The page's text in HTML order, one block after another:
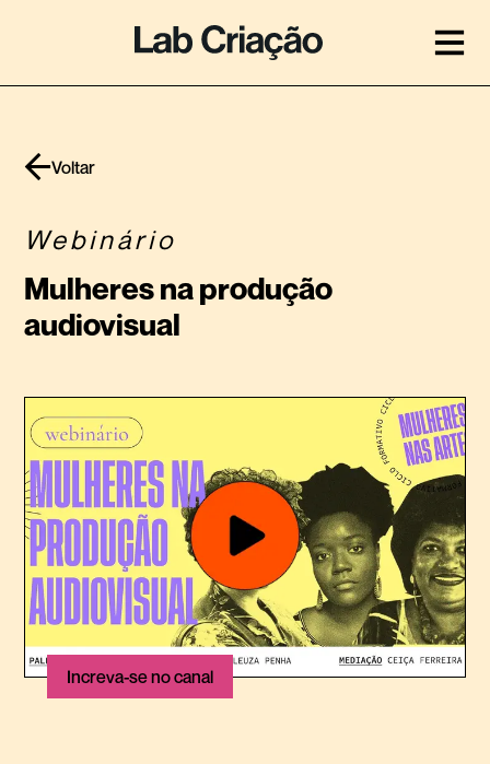
Voltar
Webinário
Mulheres na produção
audiovisual
Increva-se no canal